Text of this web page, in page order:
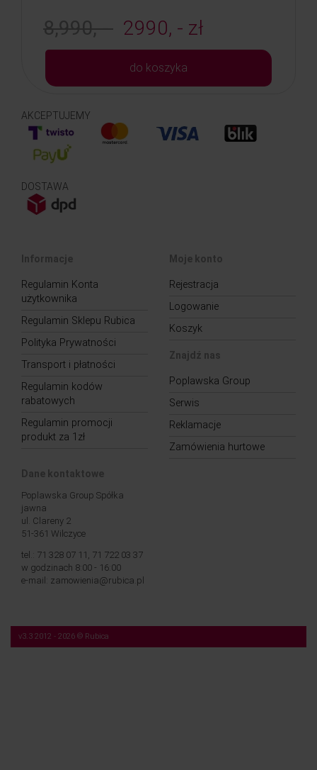
8,990, - 2990, - zł
do koszyka
AKCEPTUJEMY
DOSTAWA
Informacje
Regulamin Konta
użytkownika
Regulamin Sklepu Rubica
Polityka Prywatności
Transport i płatności
Regulamin kodów
rabatowych
Regulamin promocji
produkt za 1zł
Moje konto
Rejestracja
Logowanie
Koszyk
Znajdź nas
Poplawska Group
Serwis
Reklamacje
Zamówienia hurtowe
Dane kontaktowe
Poplawska Group Spółka
jawna
ul. Clareny 2
51-361 Wilczyce
tel.: 71 328 07 11, 71 722 03 37
w godzinach 8:00 - 16:00
e-mail: zamowienia@rubica.pl
v3.3 2012 - 2026 © Rubica